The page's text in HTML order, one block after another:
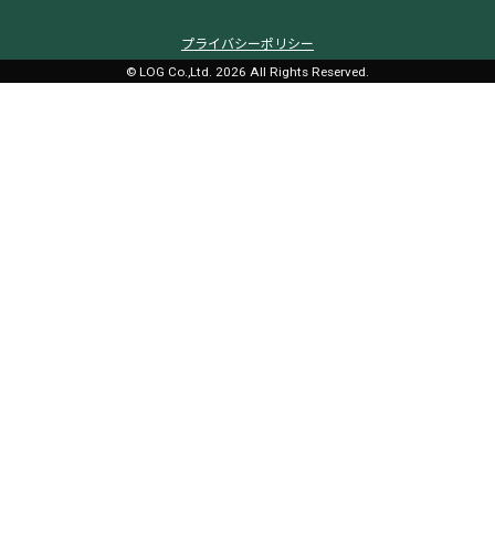
プライバシーポリシー
© LOG Co.,Ltd. 2026 All Rights Reserved.